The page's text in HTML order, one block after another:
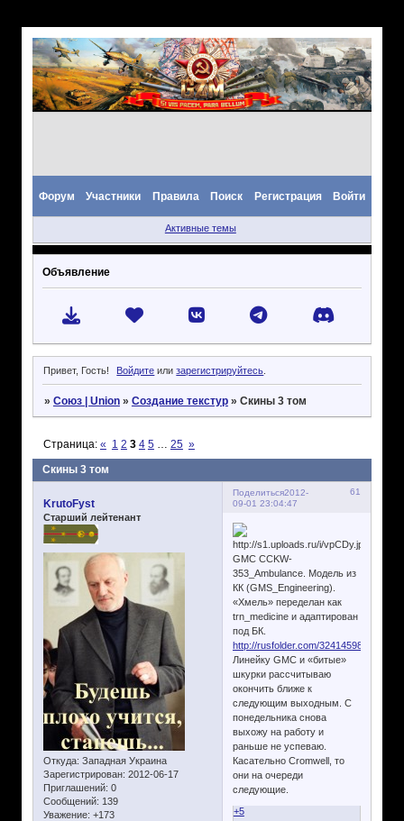
Форум Участники Правила Поиск Регистрация Войти
Активные темы
Объявление
Привет, Гость! Войдите илизарегистрируйтесь
» Союз | Union » Создание текстур » Скины 3 том
Скины 3 том
Страница: « 1 2 3 4 5 25 »
Поделиться 61
2012-
09-01 23:04:47
KrutoFyst
Старший лейтенант
Откуда: Западная Украина
Зарегистрирован: 2012-06-17
Приглашений: 0
Сообщений: 139
Уважение: +173
GMC CCKW-
353_Ambulance. Модель из
КК (GMS_Engineering).
«Хмель» переделан как
trn_medicine и адаптирован
под БК.
http://rusfolder.com/32414598
Линейку GMC и «битые»
шкурки рассчитываю
окончить ближе к
следующим выходным. С
понедельника снова
выхожу на работу и
раньше не успеваю.
Касательно Cromwell, то
они на очереди
следующие.
+5